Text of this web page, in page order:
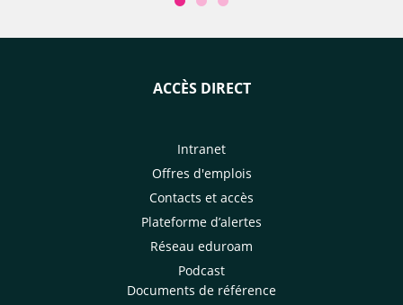
ACCÈS DIRECT
Intranet
Offres d'emplois
Contacts et accès
Plateforme d’alertes
Réseau eduroam
Podcast
Documents de référence